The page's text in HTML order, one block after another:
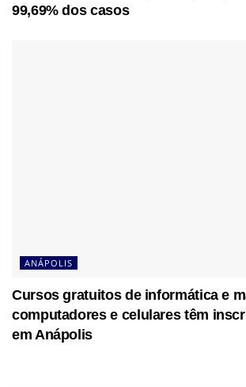
99,69% dos casos
ANÁPOLIS
Cursos gratuitos de informática e
computadores e celulares têm
em Anápolis